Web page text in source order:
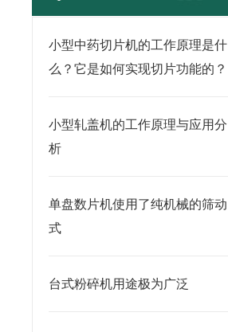
小型中药切片机的工作原理是什
么？它是如何实现切片功能的？
小型轧盖机的工作原理与应用分
析
单盘数片机使用了纯机械的筛动
式
台式粉碎机用途极为广泛